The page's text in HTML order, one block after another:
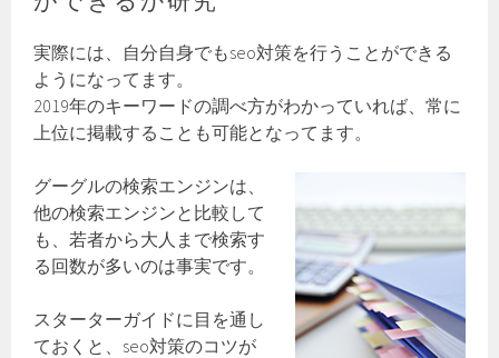
実際には、自分自身でもseo対策を行うことができる
ようになってます。
2019年のキーワードの調べ方がわかっていれば、常に
上位に掲載することも可能となってます。
グーグルの検索エンジンは、
他の検索エンジンと比較して
も、若者から大人まで検索す
る回数が多いのは事実です。
スターターガイドに目を通し
ておくと、seo対策のコツが